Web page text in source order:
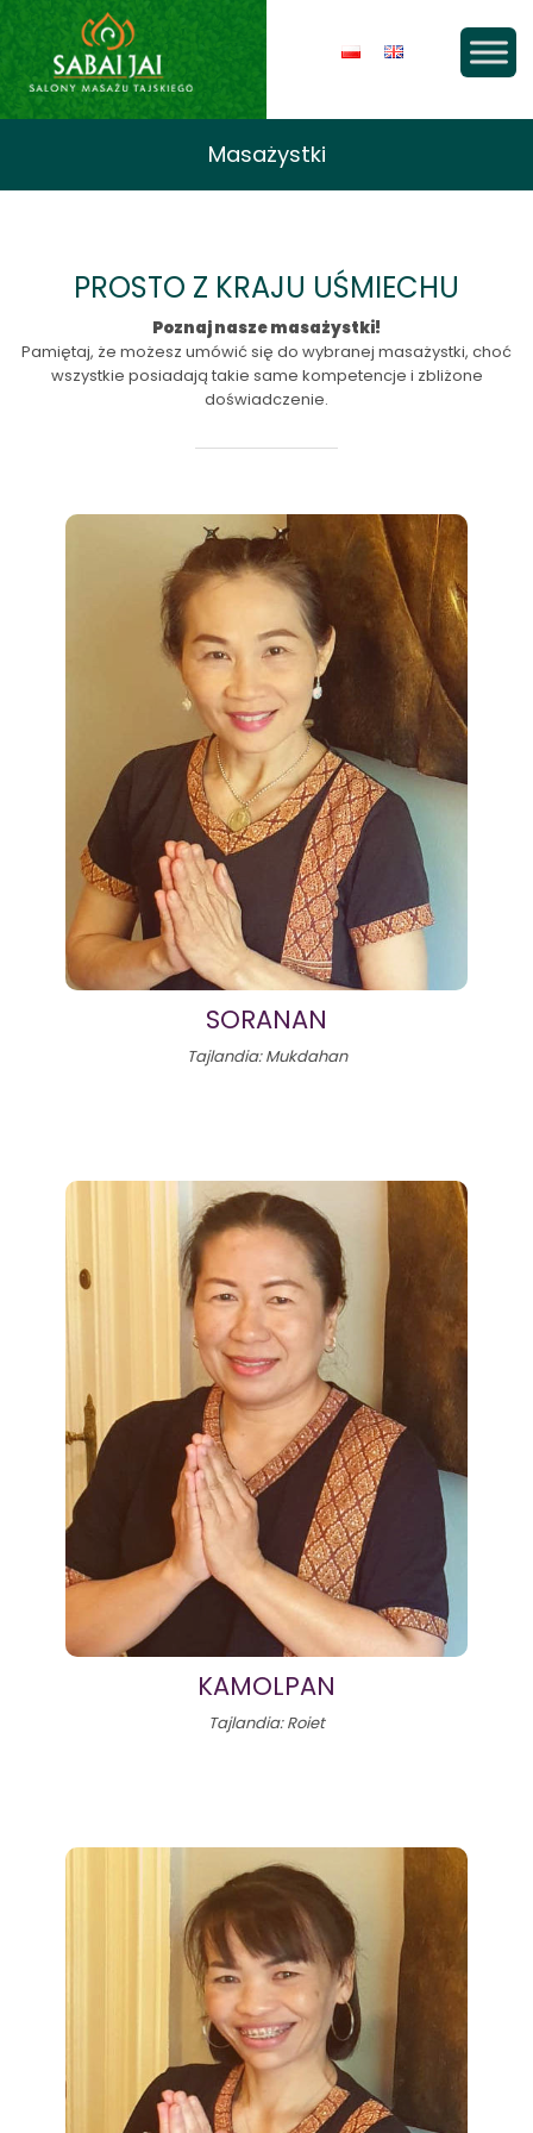
Masażystki
PROSTO Z KRAJU UŚMIECHU
Poznaj nasze masażystki!
Pamiętaj, że możesz umówić się do wybranej masażystki, choć
wszystkie posiadają takie same kompetencje i zbliżone
doświadczenie.
SORANAN
Tajlandia: Mukdahan
KAMOLPAN
Tajlandia: Roiet